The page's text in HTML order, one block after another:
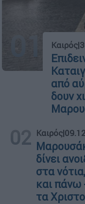
01 Καιρός|
από
δουν
02 Καιρός|
δίνει
στα
και πάνω
τα